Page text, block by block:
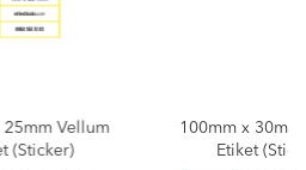
100mm x 30mm Vellum